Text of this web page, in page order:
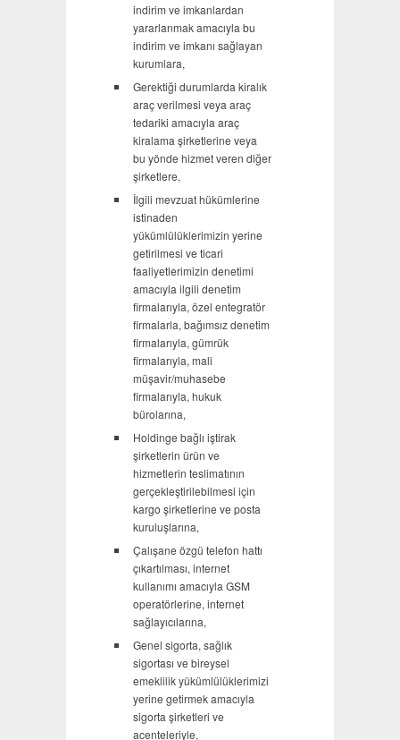
indirim ve imkanlardan
yararlanmak amacıyla bu
indirim ve imkanı sağlayan
kurumlara,
Gerektiği durumlarda kiralık
araç verilmesi veya araç
tedariki amacıyla araç
kiralama şirketlerine veya
bu yönde hizmet veren diğer
şirketlere,
İlgili mevzuat hükümlerine
istinaden
yükümlülüklerimizin yerine
getirilmesi ve ticari
faaliyetlerimizin denetimi
amacıyla ilgili denetim
firmalarıyla, özel entegratör
firmalarla, bağımsız denetim
firmalarıyla, gümrük
firmalarıyla, mali
müşavir/muhasebe
firmalarıyla, hukuk
bürolarına,
Holdinge bağlı iştirak
şirketlerin ürün ve
hizmetlerin teslimatının
gerçekleştirilebilmesi için
kargo şirketlerine ve posta
kuruluşlarına,
Çalışane özgü telefon hattı
çıkartılması, internet
kullanımı amacıyla GSM
operatörlerine, internet
sağlayıcılarına,
Genel sigorta, sağlık
sigortası ve bireysel
emeklilik yükümlülüklerimizi
yerine getirmek amacıyla
sigorta şirketleri ve
acenteleriyle,